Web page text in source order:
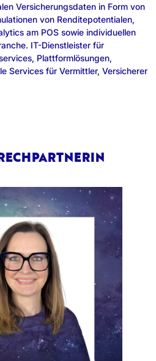
Versicherungsdaten in Form von
von Renditepotentialen,
am POS sowie individuellen
IT-Dienstleister für
Plattformlösungen,
Services für Vermittler, Versicherer